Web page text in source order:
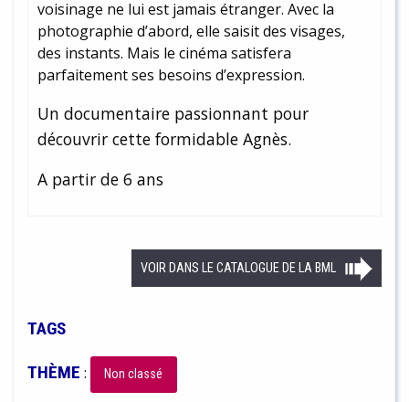
voisinage ne lui est jamais étranger. Avec la
photographie d’abord, elle saisit des visages,
des instants. Mais le cinéma satisfera
parfaitement ses besoins d’expression.
Un documentaire passionnant pour
découvrir cette formidable Agnès.
A partir de 6 ans
VOIR DANS LE CATALOGUE DE LA BML
TAGS
THÈME : Non classé